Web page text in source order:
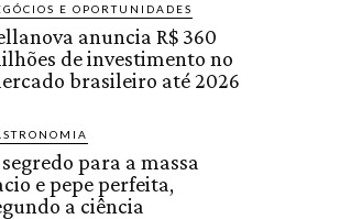
E OPORTUNIDADES
anuncia R$ 360
de investimento no
brasileiro até 2026
segredo para a massa
e pepe perfeita,
a ciência